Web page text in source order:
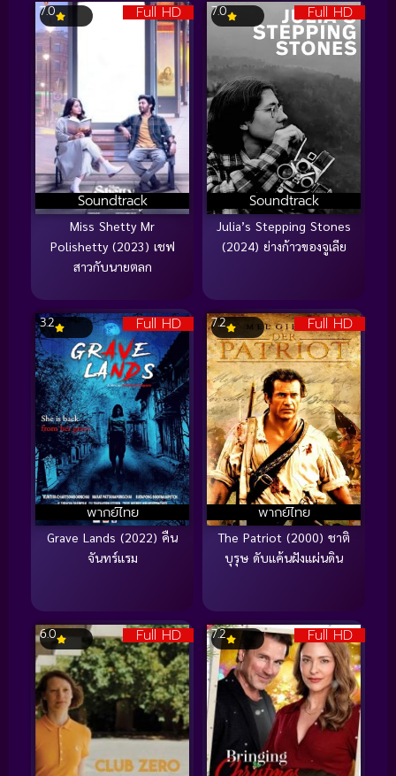
Full HD
Soundtrack
7.0
Miss Shetty Mr
Polishetty (2023) เชฟ
สาวกับนายตลก
Full HD
Soundtrack
7.0
Julia’s Stepping Stones
(2024) ย่างก้าวของจูเลีย
Full HD
พากย์ไทย
3.2
Grave Lands (2022) คืน
จันทร์แรม
Full HD
พากย์ไทย
7.2
The Patriot (2000) ชาติ
บุรุษ ดับแค้นฝังแผ่นดิน
Full HD
6.0 Full HD
7.2